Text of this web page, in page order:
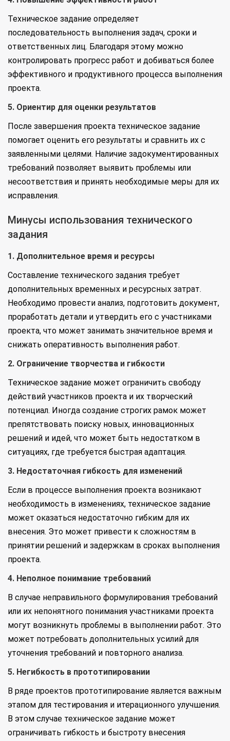
Техническое задание определяет
последовательность выполнения задач, сроки и
ответственных лиц. Благодаря этому можно
контролировать прогресс работ и добиваться более
эффективного и продуктивного процесса выполнения
проекта.
5. Ориентир для оценки результатов
После завершения проекта техническое задание
помогает оценить его результаты и сравнить их с
заявленными целями. Наличие задокументированных
требований позволяет выявить проблемы или
несоответствия и принять необходимые меры для их
исправления.
Минусы использования технического
задания
1. Дополнительное время и ресурсы
Составление технического задания требует
дополнительных временных и ресурсных затрат.
Необходимо провести анализ, подготовить документ,
проработать детали и утвердить его с участниками
проекта, что может занимать значительное время и
снижать оперативность выполнения работ.
2. Ограничение творчества и гибкости
Техническое задание может ограничить свободу
действий участников проекта и их творческий
потенциал. Иногда создание строгих рамок может
препятствовать поиску новых, инновационных
решений и идей, что может быть недостатком в
ситуациях, где требуется быстрая адаптация.
3. Недостаточная гибкость для изменений
Если в процессе выполнения проекта возникают
необходимость в изменениях, техническое задание
может оказаться недостаточно гибким для их
внесения. Это может привести к сложностям в
принятии решений и задержкам в сроках выполнения
проекта.
4. Неполное понимание требований
В случае неправильного формулирования требований
или их непонятного понимания участниками проекта
могут возникнуть проблемы в выполнении работ. Это
может потребовать дополнительных усилий для
уточнения требований и повторного анализа.
5. Негибкость в прототипировании
В ряде проектов прототипирование является важным
этапом для тестирования и итерационного улучшения.
В этом случае техническое задание может
ограничивать гибкость и быстроту внесения